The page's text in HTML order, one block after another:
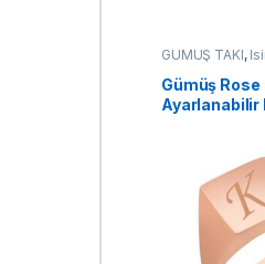
GÜMÜŞ TAKI,
Kadın Yüzükleri
Gümüş Rose
Ayarlanabilir